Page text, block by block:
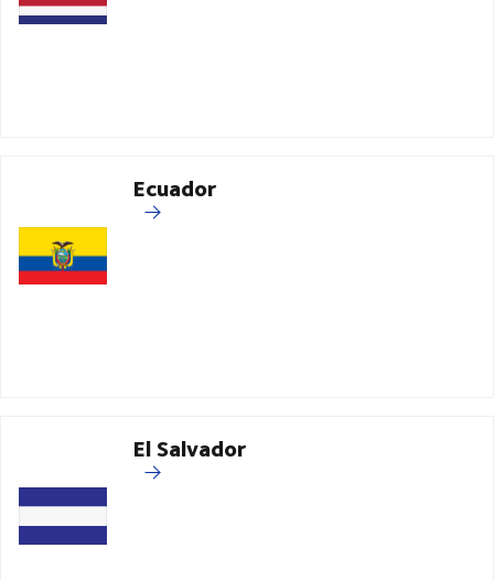
Ecuador
El Salvador